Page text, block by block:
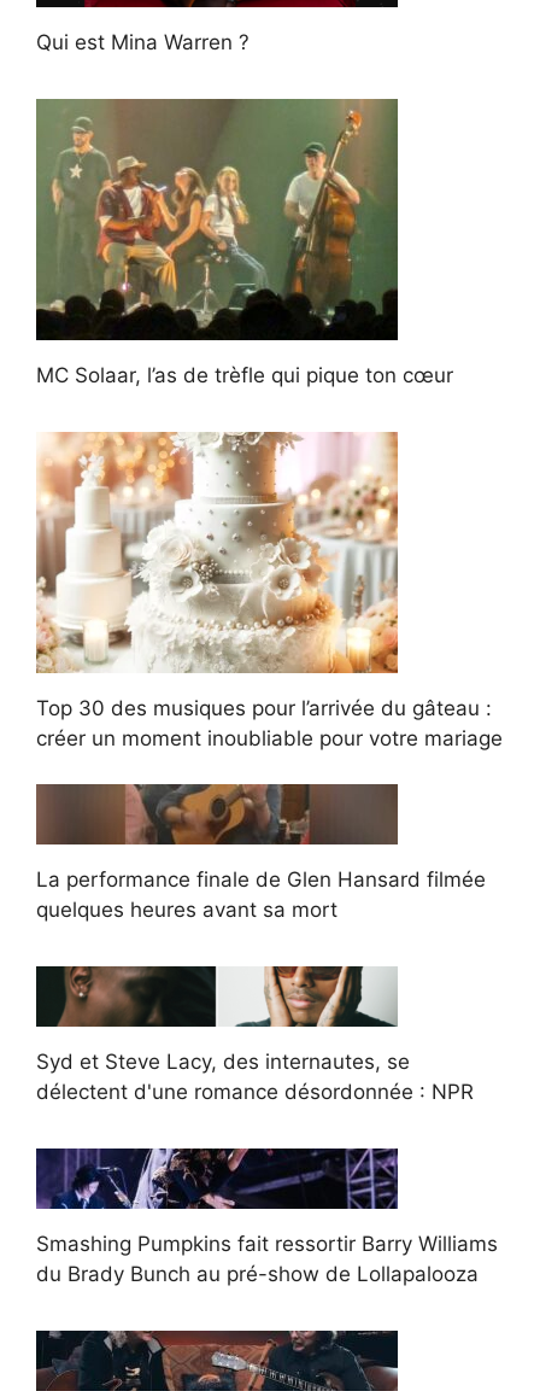
Qui est Mina Warren ?
MC Solaar, l’as de trèfle qui pique ton cœur
Top 30 des musiques pour l’arrivée du gâteau :
créer un moment inoubliable pour votre mariage
La performance finale de Glen Hansard filmée
quelques heures avant sa mort
Syd et Steve Lacy, des internautes, se
délectent d'une romance désordonnée : NPR
Smashing Pumpkins fait ressortir Barry Williams
du Brady Bunch au pré-show de Lollapalooza